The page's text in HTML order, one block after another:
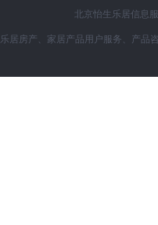
北京怡生乐居信息
乐居房产、家居产品用户服务、产品